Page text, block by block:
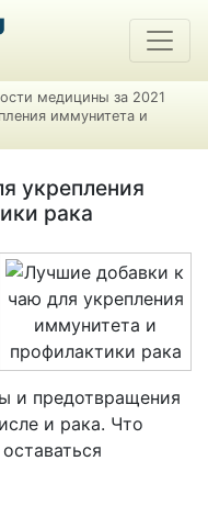
медицины за 2021
иммунитета и
укрепления
рака
и предотвращения
и рака. Что